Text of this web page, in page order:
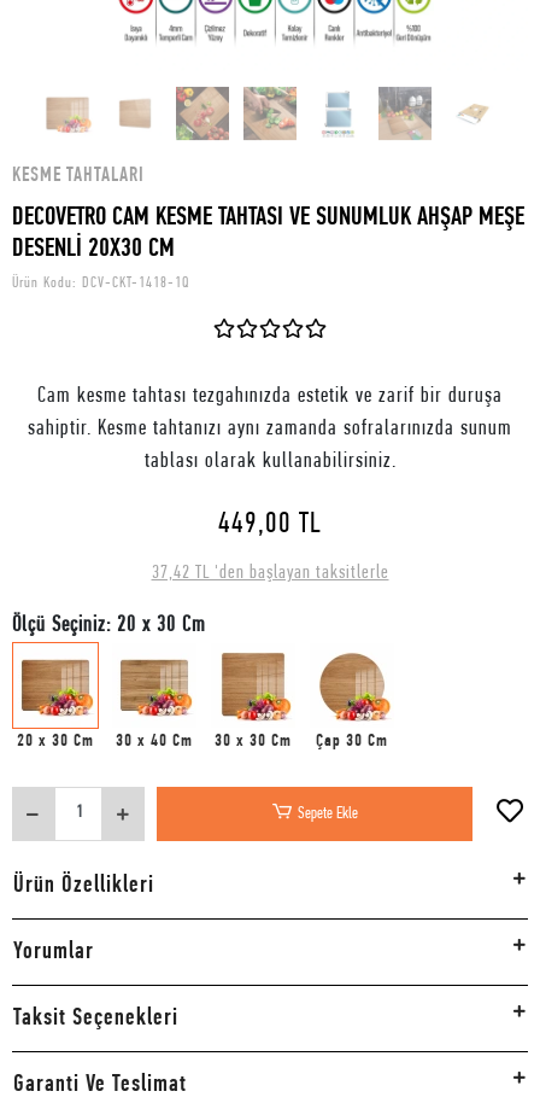
KESME TAHTALARI
DECOVETRO CAM KESME TAHTASI VE SUNUMLUK AHŞAP MEŞE
DESENLİ 20X30 CM
Ürün Kodu: DCV-CKT-1418-1Q
Cam kesme tahtası tezgahınızda estetik ve zarif bir duruşa
sahiptir. Kesme tahtanızı aynı zamanda sofralarınızda sunum
tablası olarak kullanabilirsiniz.
449,00 TL
37,42 TL 'den başlayan taksitlerle
Ölçü Seçiniz: 20 x 30 Cm
20 x 30 Cm 30 x 40 Cm 30 x 30 Cm Çap 30 Cm
Sepete Ekle
Ürün Özellikleri
Yorumlar
Taksit Seçenekleri
Garanti Ve Teslimat